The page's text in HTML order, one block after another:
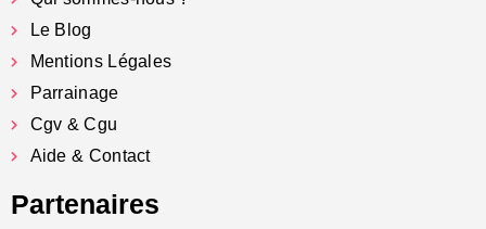
Le Blog
Mentions Légales
Parrainage
Cgv & Cgu
Aide & Contact
Partenaires